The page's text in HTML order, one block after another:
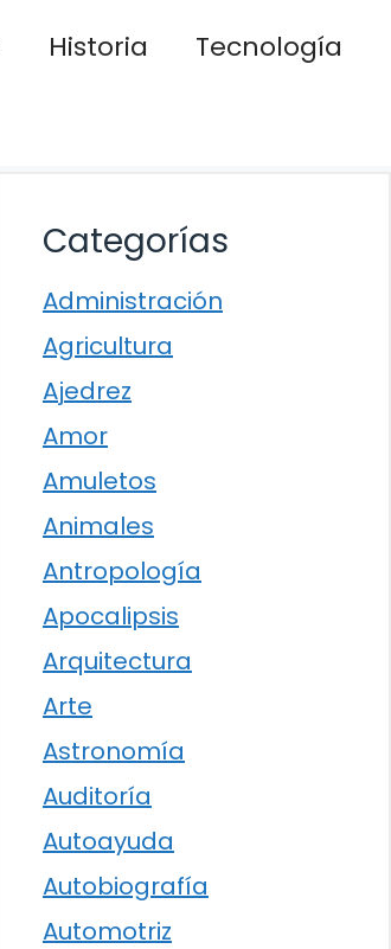
Historia
Tecnología
Categorías
Administración
Agricultura
Ajedrez
Amor
Amuletos
Animales
Antropología
Apocalipsis
Arquitectura
Arte
Astronomía
Auditoría
Autoayuda
Autobiografía
Automotriz